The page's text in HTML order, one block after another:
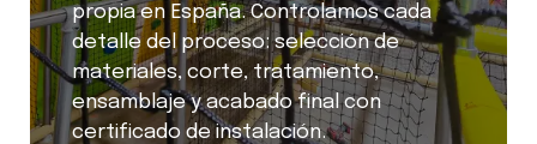
propia en España. Controlamos cada
detalle del proceso: selección de
materiales, corte, tratamiento,
ensamblaje y acabado final con
certificado de instalación.